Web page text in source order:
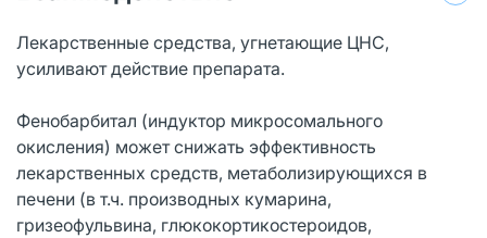
Лекарственные средства, угнетающие ЦНС,
усиливают действие препарата.
Фенобарбитал (индуктор микросомального
окисления) может снижать эффективность
лекарственных средств, метаболизирующихся в
печени (в т.ч. производных кумарина,
гризеофульвина, глюкокортикостероидов,